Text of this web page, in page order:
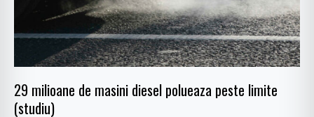
29 milioane de masini diesel polueaza peste limite
(studiu)
(studiu)